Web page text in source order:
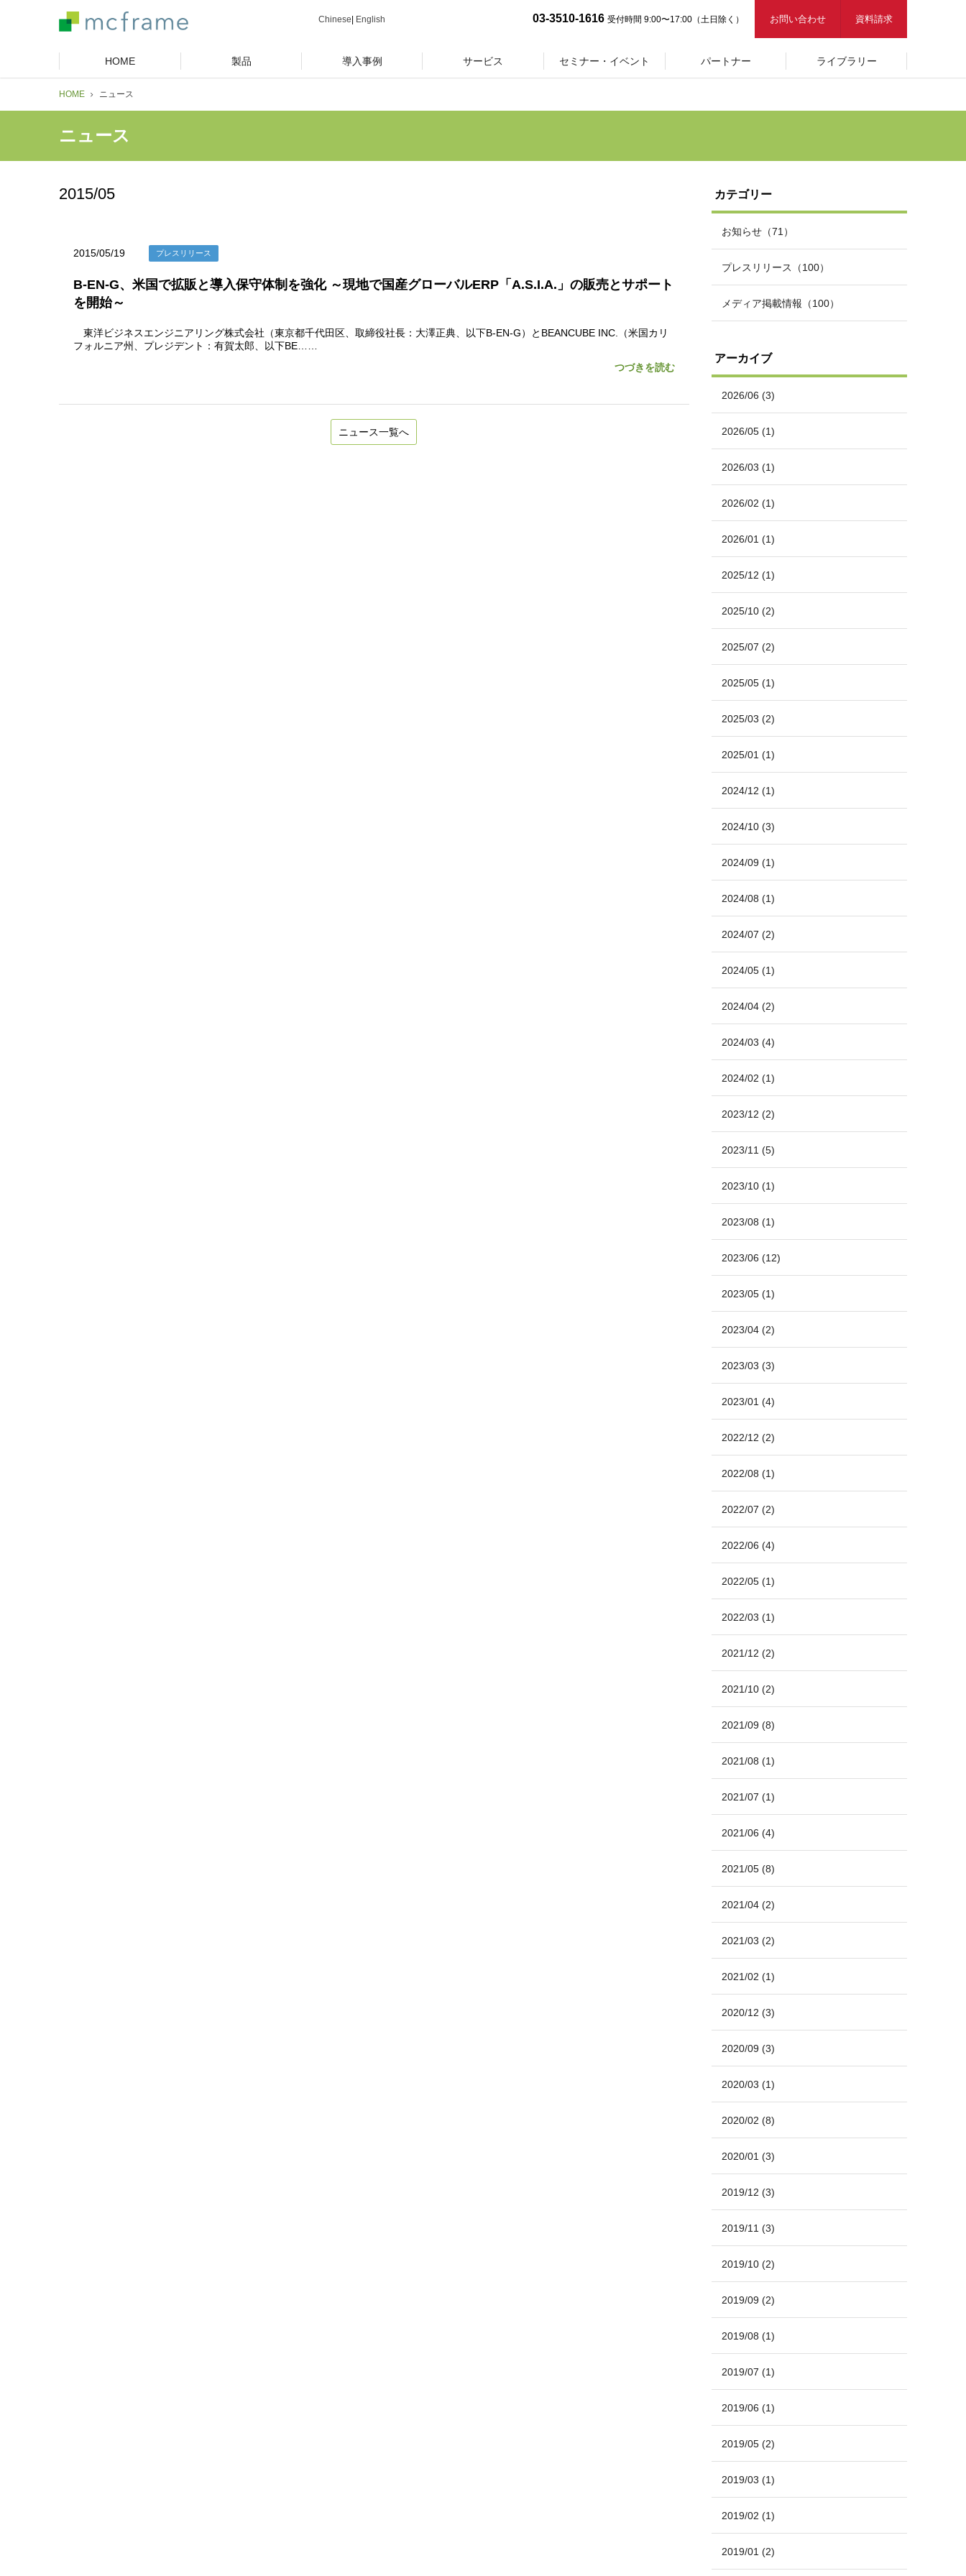
Chinese English 03-3510-1616 受付時間 9:00〜17:00（土日除く） お問い合わせ 資料請求
HOME 製品 導入事例 サービス セミナー・イベント パートナー ライブラリー
HOME ニュース
ニュース
2015/05
2015/05/19 プレスリリース
B-EN-G、米国で拡販と導入保守体制を強化 ～現地で国産グローバルERP「A.S.I.A.」の販売とサポート
を開始～
東洋ビジネスエンジニアリング株式会社（東京都千代田区、取締役社長：大澤正典、以下B-EN-G）とBEANCUBE INC.（米国カリ
フォルニア州、プレジデント：有賀太郎、以下BE……
つづきを読む
ニュース一覧へ
カテゴリー
お知らせ（71）
プレスリリース（100）
メディア掲載情報（100）
アーカイブ
2026/06 (3)
2026/05 (1)
2026/03 (1)
2026/02 (1)
2026/01 (1)
2025/12 (1)
2025/10 (2)
2025/07 (2)
2025/05 (1)
2025/03 (2)
2025/01 (1)
2024/12 (1)
2024/10 (3)
2024/09 (1)
2024/08 (1)
2024/07 (2)
2024/05 (1)
2024/04 (2)
2024/03 (4)
2024/02 (1)
2023/12 (2)
2023/11 (5)
2023/10 (1)
2023/08 (1)
2023/06 (12)
2023/05 (1)
2023/04 (2)
2023/03 (3)
2023/01 (4)
2022/12 (2)
2022/08 (1)
2022/07 (2)
2022/06 (4)
2022/05 (1)
2022/03 (1)
2021/12 (2)
2021/10 (2)
2021/09 (8)
2021/08 (1)
2021/07 (1)
2021/06 (4)
2021/05 (8)
2021/04 (2)
2021/03 (2)
2021/02 (1)
2020/12 (3)
2020/09 (3)
2020/03 (1)
2020/02 (8)
2020/01 (3)
2019/12 (3)
2019/11 (3)
2019/10 (2)
2019/09 (2)
2019/08 (1)
2019/07 (1)
2019/06 (1)
2019/05 (2)
2019/03 (1)
2019/02 (1)
2019/01 (2)